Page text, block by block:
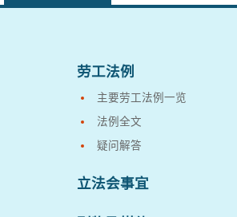
劳工法例
主要劳工法例一览
法例全文
疑问解答
立法会事宜